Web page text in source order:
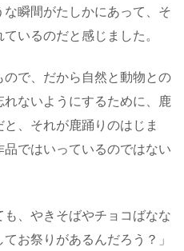
瞬間がたしかにあって、そ
いるのだと感じました。
で、だから自然と動物との
ないようにするために、鹿
、それが鹿踊りのはじま
ではいっているのではない
、やきそばやチョコばなな
お祭りがあるんだろう？」